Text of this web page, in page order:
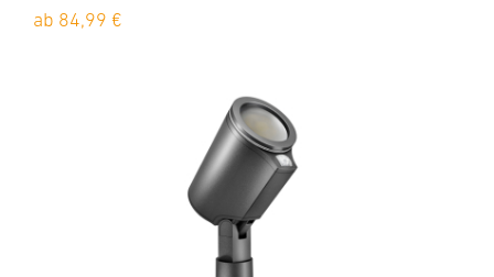
ab 84,99 €